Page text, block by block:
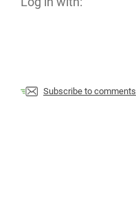
Subscribe to comments